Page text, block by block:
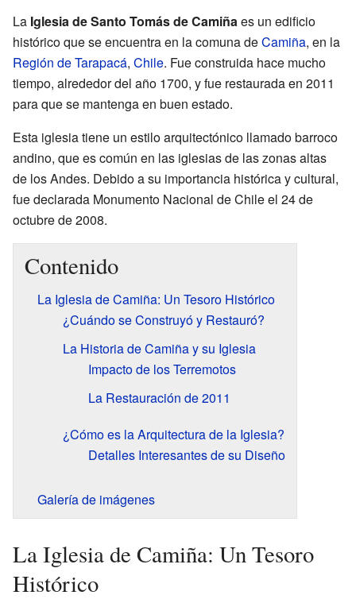
La Iglesia de Santo Tomás de Camiñaes un edificio
histórico que se encuentra en la comuna deCamiña, en la
Región de Tarapacá, Chile. Fue construida hace mucho
tiempo, alrededor del año 1700, y fue restaurada en 2011
para que se mantenga en buen estado.
Esta iglesia tiene un estilo arquitectónico llamado barroco
andino, que es común en las iglesias de las zonas altas
de los Andes. Debido a su importancia histórica y cultural,
fue declarada Monumento Nacional de Chile el 24 de
octubre de 2008.
Contenido
La Iglesia de Camiña: Un Tesoro Histórico
¿Cuándo se Construyó y Restauró?
La Historia de Camiña y su Iglesia
Impacto de los Terremotos
La Restauración de 2011
¿Cómo es la Arquitectura de la Iglesia?
Detalles Interesantes de su Diseño
Galería de imágenes
La Iglesia de Camiña: Un Tesoro
Histórico